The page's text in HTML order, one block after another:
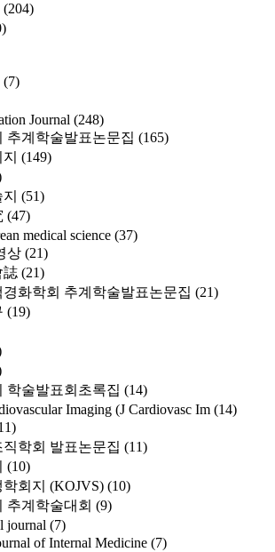
(204)
(7)
Journal (248)
추계학술발표논문집 (165)
(149)
(51)
(47)
medical science (37)
상 (21)
誌 (21)
화학회 추계학술발표논문집 (21)
(19)
학술발표회초록집 (14)
Imaging (J Cardiovasc Im (14)
학회 발표논문집 (11)
(10)
회지 (KOJVS) (10)
추계학술대회 (9)
journal (7)
of Internal Medicine (7)